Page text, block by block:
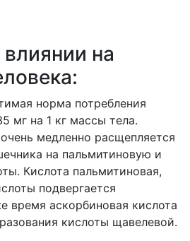
на
норма потребления
мг на 1 кг массы тела.
медленно расщепляется
на пальмитиновую и
Кислота пальмитиновая,
подвергается
время аскорбиновая кислота
кислоты щавелевой.